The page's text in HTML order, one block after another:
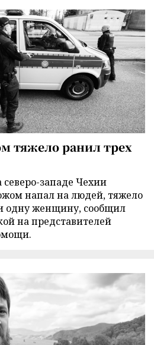
тяжело ранил трех
северо-западе Чехии
напал на людей, тяжело
одну женщину, сообщил
на представителей